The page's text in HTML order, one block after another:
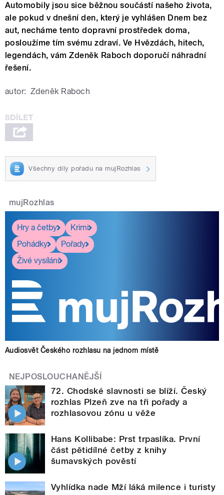
Automobily jsou sice běžnou součástí našeho života,
ale pokud v dnešní den, který je vyhlášen Dnem bez
aut, necháme tento dopravní prostředek doma,
posloužíme tím svému zdraví. Ve Hvězdách, hitech,
legendách, vám Zdeněk Raboch doporučí náhradní
řešení.
autor: Zdeněk Raboch
Všechny díly pořadu na mujRozhlas
mujRozhlas
Hry a četby
Krimi
Pohádky
Pořady
Živé vysílání
Audiosvět Českého rozhlasu na jednom místě
NEJPOSLOUCHANĚJŠÍ
72. Chodské slavnosti se blíží. Český
rozhlas Plzeň zve na tři pořady a
rozhlasovou zónu u věže
Hans Kollibabe: Prst trpaslíka. První
část pětidílné četby z knihy
šumavských pověstí
Vyhlídka nade Mží láká milence i turisty